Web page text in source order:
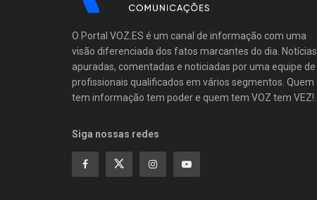
O Portal VOZ.ES é um canal de informação com uma
visão diferenciada dos fatos marcantes do dia. Notícias
apuradas, comentadas e noticiadas por uma equipe de
profissionais qualificados em vários segmentos. Quem
tem informação tem poder e quem tem VOZ tem VEZ!.
Siga nossas redes